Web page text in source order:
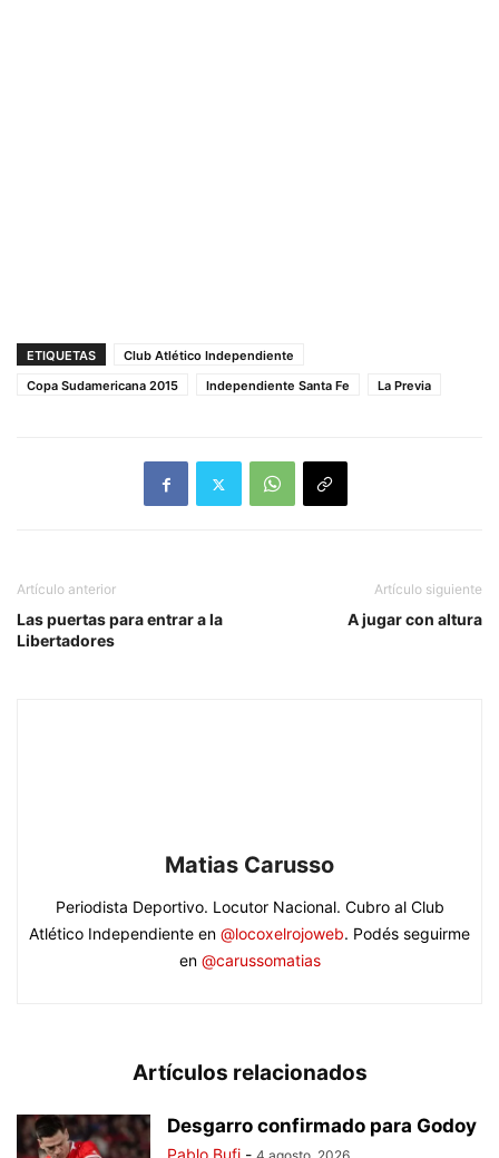
ETIQUETAS
Club Atlético Independiente
Copa Sudamericana 2015
Independiente Santa Fe La Previa
Artículo anterior
Las puertas para entrar a la
Libertadores
Artículo siguiente
A jugar con altura
Matias Carusso
Periodista Deportivo. Locutor Nacional. Cubro al Club
Atlético Independiente en @locoxelrojoweb. Podés seguirme
en @carussomatias
Artículos relacionados
Desgarro confirmado para Godoy